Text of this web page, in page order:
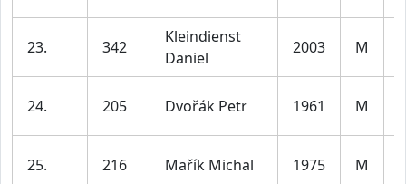
23. 342
Kleindienst
Daniel
2003 M
24. 205 Dvořák Petr 1961 M
25. 216 Mařík Michal 1975 M